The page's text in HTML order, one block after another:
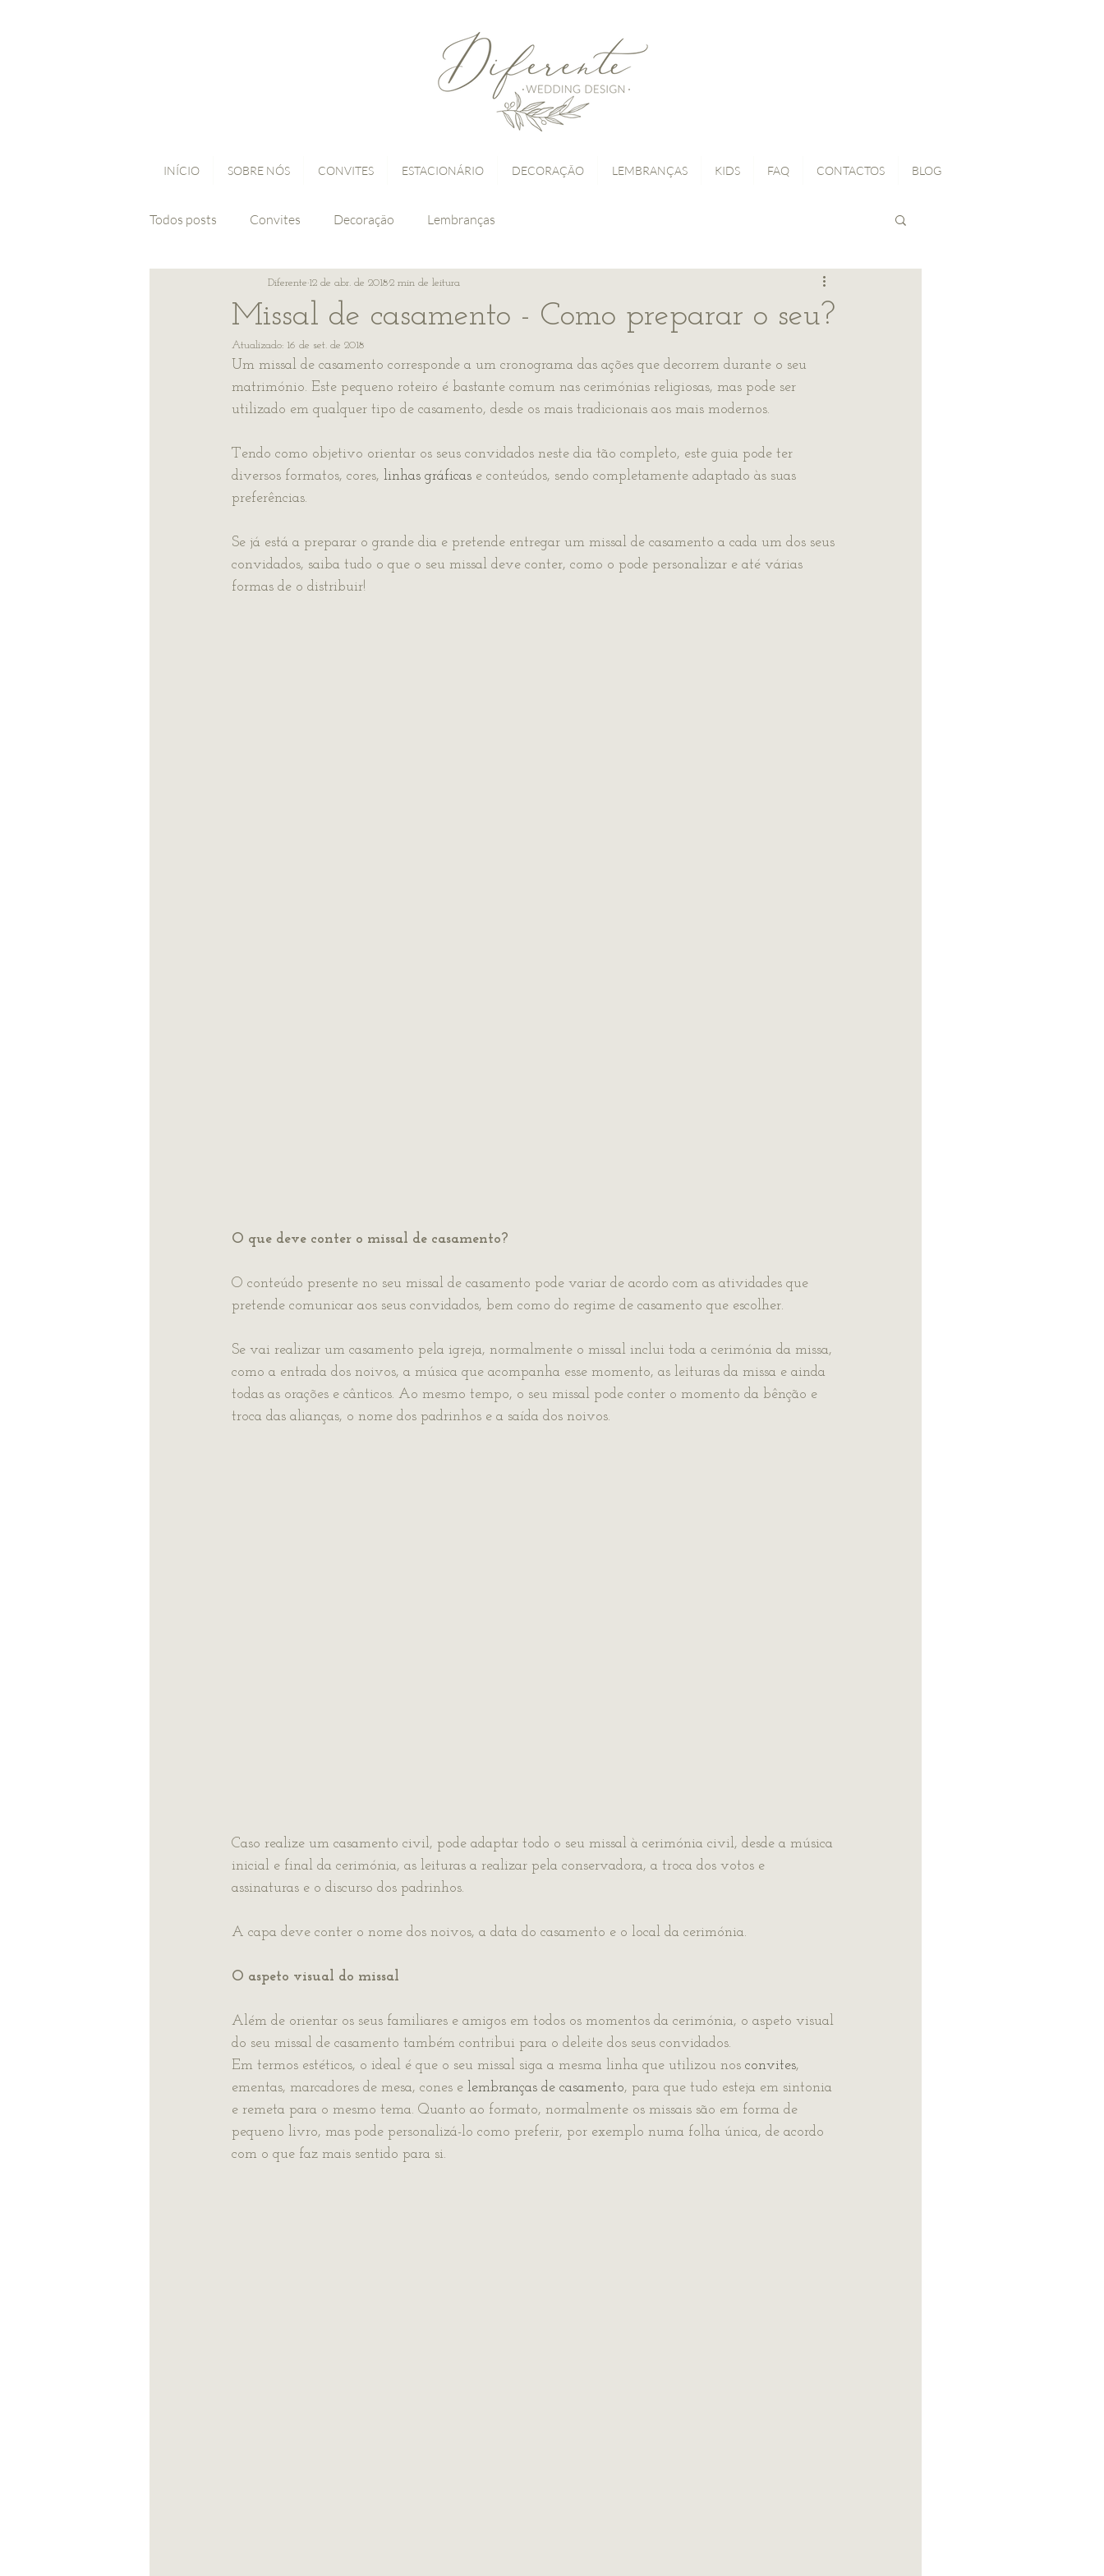
Todos posts Convites Decoração Lembranças
Missal de casamento - Como preparar o seu?
Diferente 12 de abr. de 20182 min de leitura
Atualizado: 16 de set. de 2018
Um missal de casamento corresponde a um cronograma das ações que decorrem durante o seu
matrimónio. Este pequeno roteiro é bastante comum nas cerimónias religiosas, mas pode ser
utilizado em qualquer tipo de casamento, desde os mais tradicionais aos mais modernos.
Tendo como objetivo orientar os seus convidados neste dia tão completo, este guia pode ter
diversos formatos, cores, linhas gráficas e conteúdos, sendo completamente adaptado às suas
preferências.
Se já está a preparar o grande dia e pretende entregar um missal de casamento a cada um dos seus
convidados, saiba tudo o que o seu missal deve conter, como o pode personalizar e até várias
formas de o distribuir!
O que deve conter o missal de casamento?
O conteúdo presente no seu missal de casamento pode variar de acordo com as atividades que
pretende comunicar aos seus convidados, bem como do regime de casamento que escolher.
Se vai realizar um casamento pela igreja, normalmente o missal inclui toda a cerimónia da missa,
como a entrada dos noivos, a música que acompanha esse momento, as leituras da missa e ainda
todas as orações e cânticos. Ao mesmo tempo, o seu missal pode conter o momento da bênção e
troca das alianças, o nome dos padrinhos e a saída dos noivos.
Caso realize um casamento civil, pode adaptar todo o seu missal à cerimónia civil, desde a música
inicial e final da cerimónia, as leituras a realizar pela conservadora, a troca dos votos e
assinaturas e o discurso dos padrinhos.
A capa deve conter o nome dos noivos, a data do casamento e o local da cerimónia.
O aspeto visual do missal
Além de orientar os seus familiares e amigos em todos os momentos da cerimónia, o aspeto visual
do seu missal de casamento também contribui para o deleite dos seus convidados.
Em termos estéticos, o ideal é que o seu missal siga a mesma linha que utilizou nos convites,
ementas, marcadores de mesa, cones e lembranças de casamento, para que tudo esteja em sintonia
e remeta para o mesmo tema. Quanto ao formato, normalmente os missais são em forma de
pequeno livro, mas pode personalizá-lo como preferir, por exemplo numa folha única, de acordo
com o que faz mais sentido para si.
INÍCIO SOBRE NÓS CONVITES ESTACIONÁRIO DECORAÇÃO LEMBRANÇAS KIDS FAQ CONTACTOS BLOG